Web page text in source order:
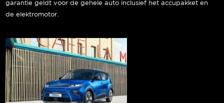
garantie geldt voor de gehele auto inclusief het accupakket en
de elektromotor.